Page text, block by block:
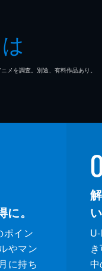
を調査。別途、有料作品あり。
。
ポイン
やマン
に持ち